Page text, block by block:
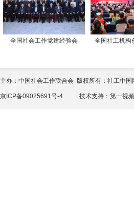
全国社会工作党建经验会 全国社工机构
主办：中国社会工作联合会 版权所有：社工中
京ICP备09025691号-4 技术支持： 第一视频